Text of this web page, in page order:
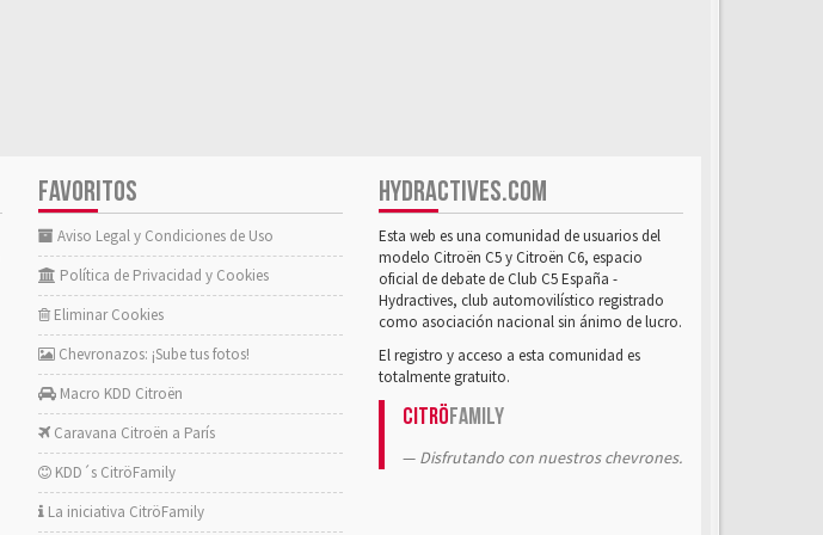
FAVORITOS
Aviso Legal y Condiciones de Uso
Política de Privacidad y Cookies
Eliminar Cookies
Chevronazos: ¡Sube tus fotos!
Macro KDD Citroën
Caravana Citroën a París
KDD´s CitröFamily
La iniciativa CitröFamily
HYDRACTIVES.COM
Esta web es una comunidad de usuarios del
modelo Citroën C5 y Citroën C6, espacio
oficial de debate de Club C5 España -
Hydractives, club automovilístico registrado
como asociación nacional sin ánimo de lucro.
El registro y acceso a esta comunidad es
totalmente gratuito.
CitröFamily
Disfrutando con nuestros chevrones.